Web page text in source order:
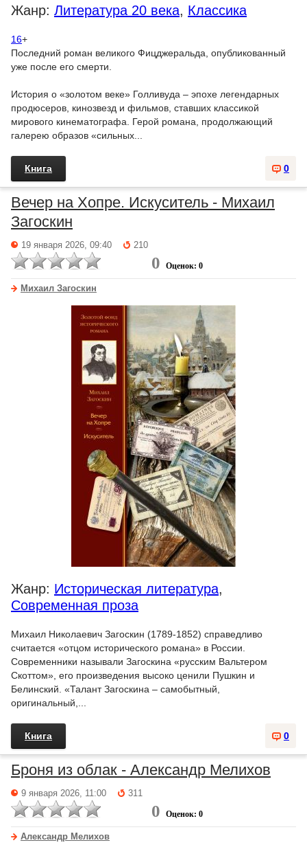
Жанр: Литература 20 века, Классика
16+
Последний роман великого Фицджеральда, опубликованный
уже после его смерти.
История о «золотом веке» Голливуда – эпохе легендарных
продюсеров, кинозвезд и фильмов, ставших классикой
мирового кинематографа. Герой романа, продолжающий
галерею образов «сильных...
0
Книга
Вечер на Хопре. Искуситель - Михаил
Загоскин
19 января 2026, 09:40 210
0 Оценок: 0
Михаил Загоскин
Жанр: Историческая литература,
Современная проза
Михаил Николаевич Загоскин (1789-1852) справедливо
считается «отцом исторического романа» в России.
Современники называли Загоскина «русским Вальтером
Скоттом», его произведения высоко ценили Пушкин и
Белинский. «Талант Загоскина – самобытный,
оригинальный,...
0
Книга
Броня из облак - Александр Мелихов
9 января 2026, 11:00 311
0 Оценок: 0
Александр Мелихов